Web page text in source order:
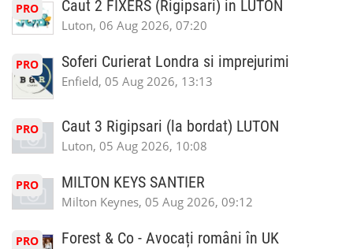
PRO Caut 2 FIXERS (Rigipsari) in LUTON
Luton, 06 Aug 2026, 07:20
PRO Soferi Curierat Londra si imprejurimi
Enfield, 05 Aug 2026, 13:13
PRO Caut 3 Rigipsari (la bordat) LUTON
Luton, 05 Aug 2026, 10:08
PRO MILTON KEYS SANTIER
Milton Keynes, 05 Aug 2026, 09:12
PRO Forest & Co - Avocați români în UK